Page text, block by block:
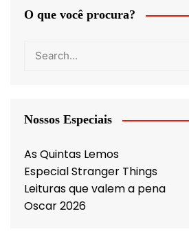
O que você procura?
Nossos Especiais
As Quintas Lemos
Especial Stranger Things
Leituras que valem a pena
Oscar 2026